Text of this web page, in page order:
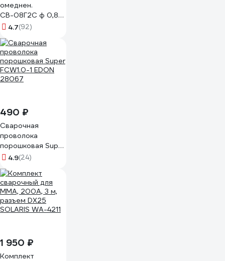
омеднен.
СВ-08Г2С ф 0,8
мм кассета 5 кг
4.7(92)
490 ₽
Сварочная
проволока
порошковая Super
FCW1.0-1 EDON
4.9(24)
1 950 ₽
Комплект